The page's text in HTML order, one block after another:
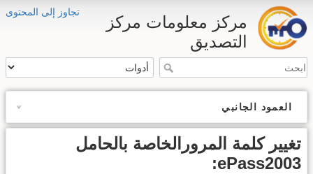
تجاوز إلى المحتوى
مركز معلومات مركز
التصديق
العمود الجانبي
تغيير كلمة المرورالخاصة بالحامل
ePass2003: